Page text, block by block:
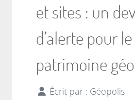
et sites : un
d’alerte pour le
patrimoine
Écrit par : Géopolis